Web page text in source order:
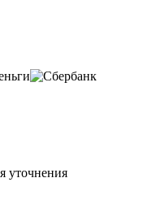
уточнения